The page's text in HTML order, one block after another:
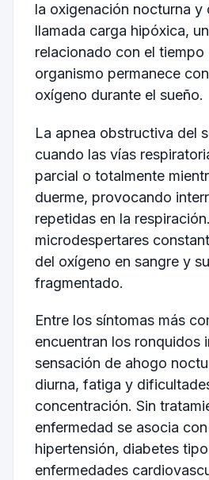
la oxigenación nocturna y
llamada carga hipóxica,
relacionado con el tiempo
organismo permanece
oxígeno durante el sueño.
La apnea obstructiva del
cuando las vías
parcial o totalmente
duerme, provocando
repetidas en la
microdespertares
del oxígeno en sangre y
fragmentado.
Entre los síntomas más
encuentran los ronquidos
sensación de ahogo
diurna, fatiga y
concentración. Sin
enfermedad se asocia
hipertensión, diabetes
enfermedades